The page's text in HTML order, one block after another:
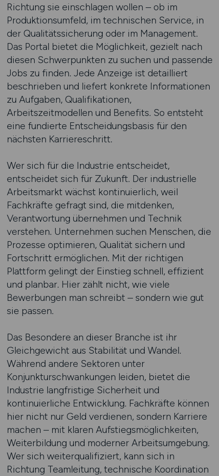
Richtung sie einschlagen wollen – ob im
Produktionsumfeld, im technischen Service, in
der Qualitätssicherung oder im Management.
Das Portal bietet die Möglichkeit, gezielt nach
diesen Schwerpunkten zu suchen und passende
Jobs zu finden. Jede Anzeige ist detailliert
beschrieben und liefert konkrete Informationen
zu Aufgaben, Qualifikationen,
Arbeitszeitmodellen und Benefits. So entsteht
eine fundierte Entscheidungsbasis für den
nächsten Karriereschritt.
Wer sich für die Industrie entscheidet,
entscheidet sich für Zukunft. Der industrielle
Arbeitsmarkt wächst kontinuierlich, weil
Fachkräfte gefragt sind, die mitdenken,
Verantwortung übernehmen und Technik
verstehen. Unternehmen suchen Menschen, die
Prozesse optimieren, Qualität sichern und
Fortschritt ermöglichen. Mit der richtigen
Plattform gelingt der Einstieg schnell, effizient
und planbar. Hier zählt nicht, wie viele
Bewerbungen man schreibt – sondern wie gut
sie passen.
Das Besondere an dieser Branche ist ihr
Gleichgewicht aus Stabilität und Wandel.
Während andere Sektoren unter
Konjunkturschwankungen leiden, bietet die
Industrie langfristige Sicherheit und
kontinuierliche Entwicklung. Fachkräfte können
hier nicht nur Geld verdienen, sondern Karriere
machen – mit klaren Aufstiegsmöglichkeiten,
Weiterbildung und moderner Arbeitsumgebung.
Wer sich weiterqualifiziert, kann sich in
Richtung Teamleitung, technische Koordination